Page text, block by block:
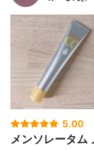
5.00
メンソレータム